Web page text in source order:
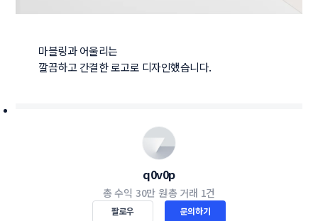
마블링과 어울리는
q0v0p
총 수익 30만 원총 거래 1건
팔로우 문의하기